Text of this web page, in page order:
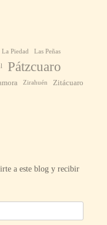
La Piedad Las Peñas
Pátzcuaro
Zirahuén Zitácuaro
a este blog y recibir